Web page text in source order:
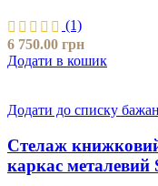
(1)
6 750.00 грн
Додати в кошик
Додати до списку
Стелаж
каркас металевий